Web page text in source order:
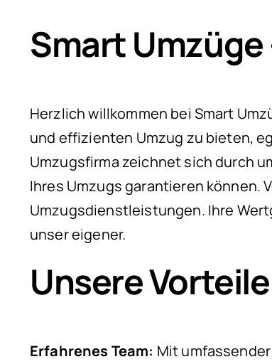
Smart
Herzlich willkommen bei Smart
und effizienten Umzug zu bieten,
Umzugsfirma zeichnet sich durch
Ihres Umzugs garantieren können.
Umzugsdienstleistungen. Ihre
unser eigener.
Unsere Vorteile
Erfahrenes Team: Mit